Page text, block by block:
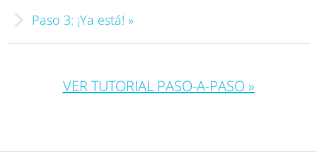
Paso 3: ¡Ya está! »
VER TUTORIAL PASO-A-PASO »